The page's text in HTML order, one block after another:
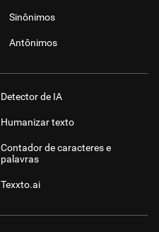
Sinônimos
Antônimos
Detector de IA
Humanizar texto
Contador de caracteres e
palavras
Texxto.ai